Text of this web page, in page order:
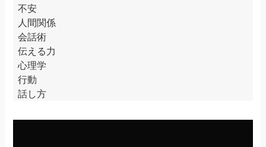
不安
人間関係
会話術
伝える力
心理学
行動
話し方